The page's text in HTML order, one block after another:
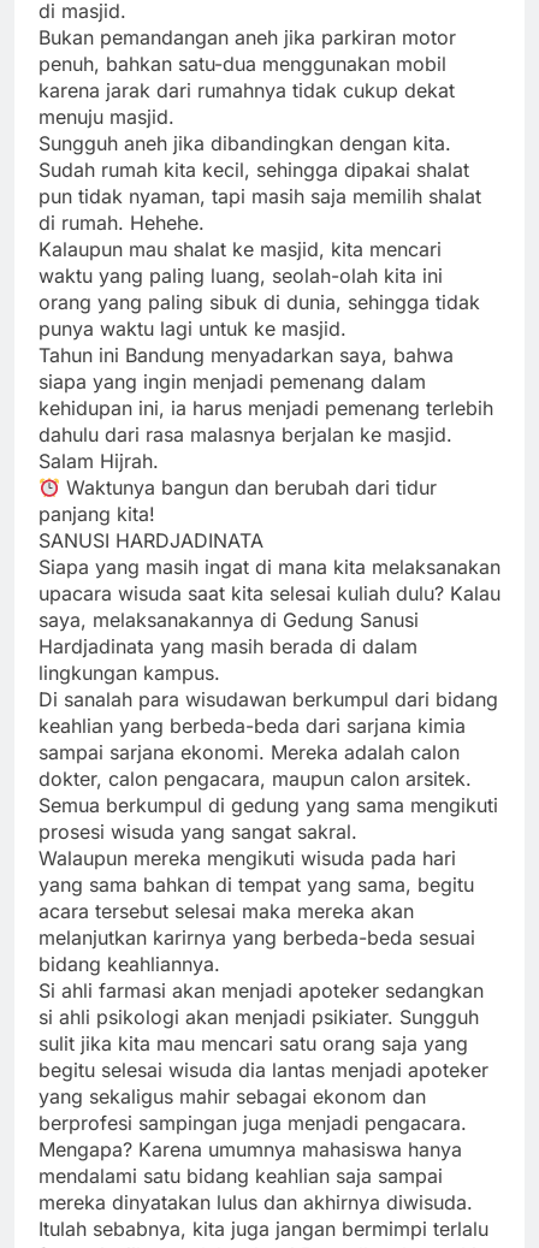
di masjid.
Bukan pemandangan aneh jika parkiran motor
penuh, bahkan satu-dua menggunakan mobil
karena jarak dari rumahnya tidak cukup dekat
menuju masjid.
Sungguh aneh jika dibandingkan dengan kita.
Sudah rumah kita kecil, sehingga dipakai shalat
pun tidak nyaman, tapi masih saja memilih shalat
di rumah. Hehehe.
Kalaupun mau shalat ke masjid, kita mencari
waktu yang paling luang, seolah-olah kita ini
orang yang paling sibuk di dunia, sehingga tidak
punya waktu lagi untuk ke masjid.
Tahun ini Bandung menyadarkan saya, bahwa
siapa yang ingin menjadi pemenang dalam
kehidupan ini, ia harus menjadi pemenang terlebih
dahulu dari rasa malasnya berjalan ke masjid.
Salam Hijrah.
Waktunya bangun dan berubah dari tidur
panjang kita!
SANUSI HARDJADINATA
Siapa yang masih ingat di mana kita melaksanakan
upacara wisuda saat kita selesai kuliah dulu? Kalau
saya, melaksanakannya di Gedung Sanusi
Hardjadinata yang masih berada di dalam
lingkungan kampus.
Di sanalah para wisudawan berkumpul dari bidang
keahlian yang berbeda-beda dari sarjana kimia
sampai sarjana ekonomi. Mereka adalah calon
dokter, calon pengacara, maupun calon arsitek.
Semua berkumpul di gedung yang sama mengikuti
prosesi wisuda yang sangat sakral.
Walaupun mereka mengikuti wisuda pada hari
yang sama bahkan di tempat yang sama, begitu
acara tersebut selesai maka mereka akan
melanjutkan karirnya yang berbeda-beda sesuai
bidang keahliannya.
Si ahli farmasi akan menjadi apoteker sedangkan
si ahli psikologi akan menjadi psikiater. Sungguh
sulit jika kita mau mencari satu orang saja yang
begitu selesai wisuda dia lantas menjadi apoteker
yang sekaligus mahir sebagai ekonom dan
berprofesi sampingan juga menjadi pengacara.
Mengapa? Karena umumnya mahasiswa hanya
mendalami satu bidang keahlian saja sampai
mereka dinyatakan lulus dan akhirnya diwisuda.
Itulah sebabnya, kita juga jangan bermimpi terlalu